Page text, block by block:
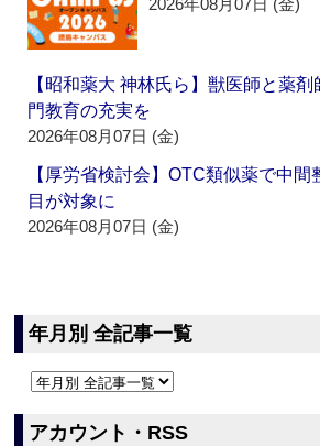
2026年08月07日 (金)
【昭和薬大 神林氏ら】獣医師と薬
門教育の充実を
2026年08月07日 (金)
【厚労省検討会】OTC類似薬で中間
目が対象に
2026年08月07日 (金)
年月別 全記事一覧
アカウント・RSS